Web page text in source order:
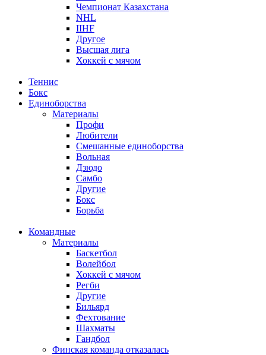
Чемпионат Казахстана
NHL
IIHF
Другое
Высшая лига
Хоккей с мячом
Теннис
Бокс
Единоборства
Материалы
Профи
Любители
Смешанные единоборства
Вольная
Дзюдо
Самбо
Другие
Бокс
Борьба
Командные
Материалы
Баскетбол
Волейбол
Хоккей с мячом
Регби
Другие
Бильярд
Фехтование
Шахматы
Гандбол
Финская команда отказалась